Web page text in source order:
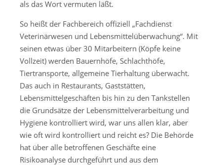
als das Wort vermuten läßt.
So heißt der Fachbereich offiziell „Fachdienst
Veterinärwesen und Lebensmittelüberwachung“. Mit
seinen etwas über 30 Mitarbeitern (Köpfe keine
Vollzeit) werden Bauernhöfe, Schlachthöfe,
Tiertransporte, allgemeine Tierhaltung überwacht.
Das auch in Restaurants, Gaststätten,
Lebensmittelgeschäften bis hin zu den Tankstellen
die Grundsätze der Lebensmittelverarbeitung und
Hygiene kontrolliert wird, war uns allen klar, aber
wie oft wird kontrolliert und reicht es? Die Behörde
hat über alle betroffenen Geschäfte eine
Risikoanalyse durchgeführt und aus dem